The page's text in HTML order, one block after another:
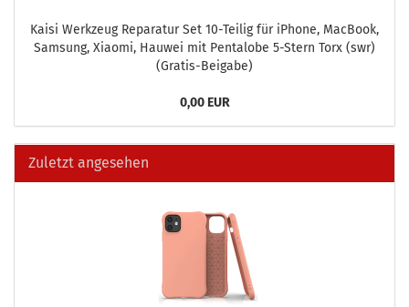
Kaisi Werk­zeug Re­pa­ra­tur Set 10-​Teilig für iPho­ne, MacBook,
Sam­sung, Xiao­mi, Hau­wei mit Pen­talo­be 5-​Stern Torx (swr)
(Gratis-​Beigabe)
0,00 EUR
Zuletzt angesehen